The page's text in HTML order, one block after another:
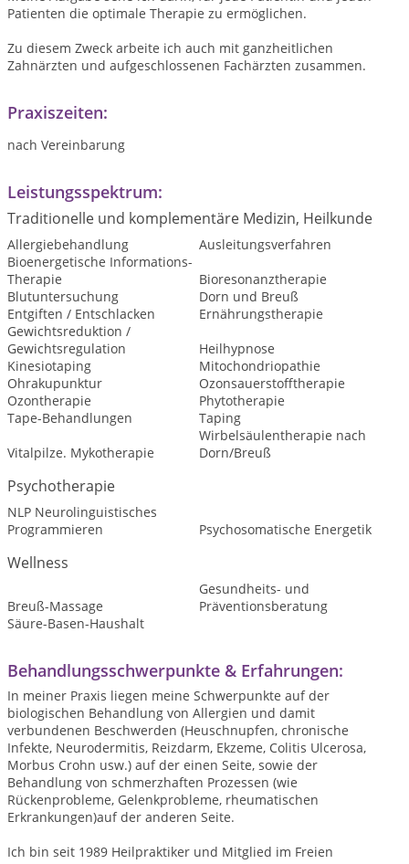
Patienten die optimale Therapie zu ermöglichen.
Zu diesem Zweck arbeite ich auch mit ganzheitlichen
Zahnärzten und aufgeschlossenen Fachärzten zusammen.
Praxiszeiten:
nach Vereinbarung
Leistungsspektrum:
Traditionelle und komplementäre Medizin, Heilkunde
Allergiebehandlung
Ausleitungsverfahren
Bioenergetische Informations-
Therapie
Bioresonanztherapie
Blutuntersuchung
Dorn und Breuß
Entgiften / Entschlacken
Ernährungstherapie
Gewichtsreduktion /
Gewichtsregulation
Heilhypnose
Kinesiotaping
Mitochondriopathie
Ohrakupunktur
Ozonsauerstofftherapie
Ozontherapie
Phytotherapie
Tape-Behandlungen
Taping
Vitalpilze. Mykotherapie
Wirbelsäulentherapie nach
Dorn/Breuß
Psychotherapie
NLP Neurolinguistisches
Programmieren
Psychosomatische Energetik
Wellness
Breuß-Massage
Gesundheits- und
Präventionsberatung
Säure-Basen-Haushalt
Behandlungsschwerpunkte & Erfahrungen:
In meiner Praxis liegen meine Schwerpunkte auf der
biologischen Behandlung von Allergien und damit
verbundenen Beschwerden (Heuschnupfen, chronische
Infekte, Neurodermitis, Reizdarm, Ekzeme, Colitis Ulcerosa,
Morbus Crohn usw.) auf der einen Seite, sowie der
Behandlung von schmerzhaften Prozessen (wie
Rückenprobleme, Gelenkprobleme, rheumatischen
Erkrankungen)auf der anderen Seite.
Ich bin seit 1989 Heilpraktiker und Mitglied im Freien